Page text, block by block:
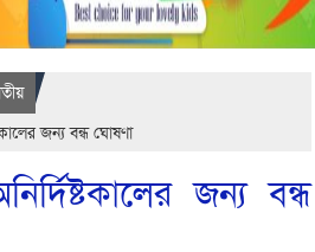
জন্য বন্ধ ঘোষণা
জন্য বন্ধ